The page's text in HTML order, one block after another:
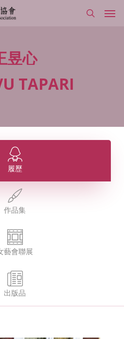
昱心
TAPARI
履歷
作品集
藝會聯展
出版品